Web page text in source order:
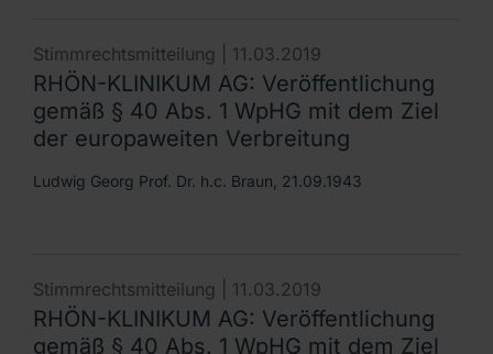
Stimmrechtsmitteilung | 11.03.2019
RHÖN-KLINIKUM AG: Veröffentlichung
gemäß § 40 Abs. 1 WpHG mit dem Ziel
der europaweiten Verbreitung
Ludwig Georg Prof. Dr. h.c. Braun, 21.09.1943
Stimmrechtsmitteilung | 11.03.2019
RHÖN-KLINIKUM AG: Veröffentlichung
gemäß § 40 Abs. 1 WpHG mit dem Ziel